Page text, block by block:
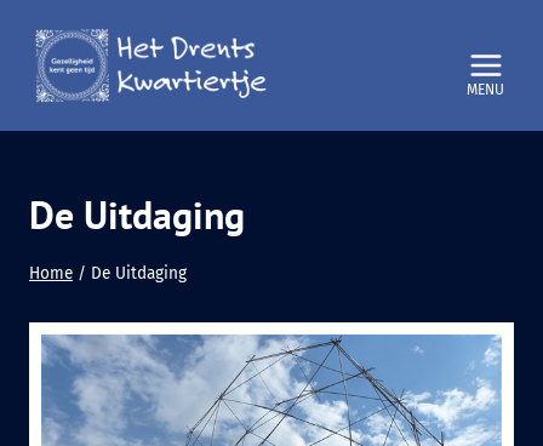
naar
inhoud
De Uitdaging
Home / De Uitdaging